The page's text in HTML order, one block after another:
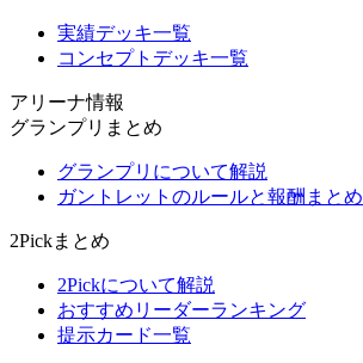
実績デッキ一覧
コンセプトデッキ一覧
アリーナ情報
グランプリまとめ
グランプリについて解説
ガントレットのルールと報酬まとめ
2Pickまとめ
2Pickについて解説
おすすめリーダーランキング
提示カード一覧